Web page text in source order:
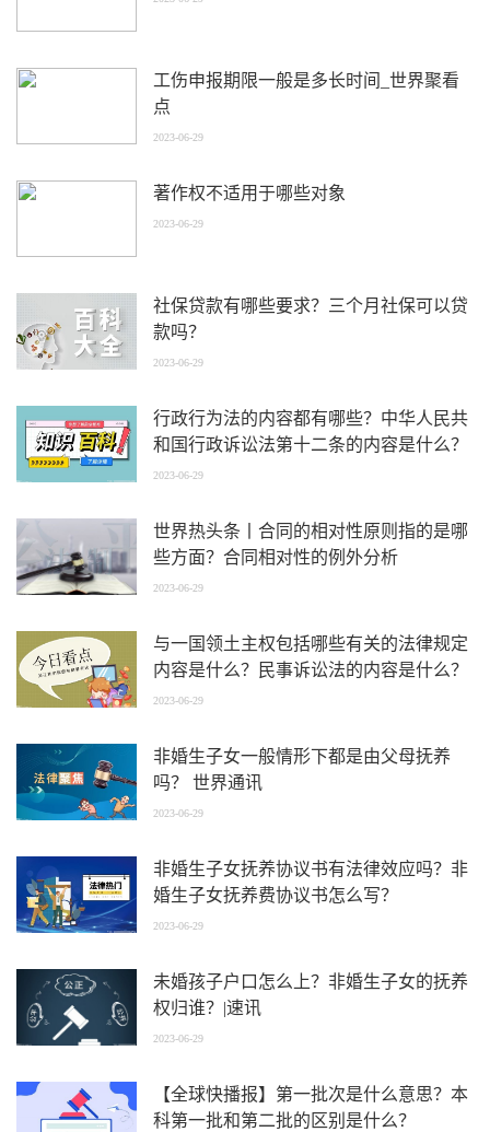
工伤申报期限一般是多长时间_世界聚看
点
2023-06-29
著作权不适用于哪些对象
2023-06-29
社保贷款有哪些要求？三个月社保可以贷
款吗？
2023-06-29
行政行为法的内容都有哪些？中华人民共
和国行政诉讼法第十二条的内容是什么？
2023-06-29
世界热头条丨合同的相对性原则指的是哪
些方面？合同相对性的例外分析
2023-06-29
与一国领土主权包括哪些有关的法律规定
内容是什么？民事诉讼法的内容是什么？
2023-06-29
非婚生子女一般情形下都是由父母抚养
吗？ 世界通讯
2023-06-29
非婚生子女抚养协议书有法律效应吗？非
婚生子女抚养费协议书怎么写？
2023-06-29
未婚孩子户口怎么上？非婚生子女的抚养
权归谁？|速讯
2023-06-29
【全球快播报】第一批次是什么意思？本
科第一批和第二批的区别是什么？